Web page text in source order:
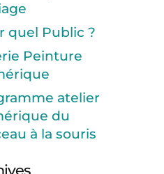
quel Public ?
Peinture
atelier
du
à la souris